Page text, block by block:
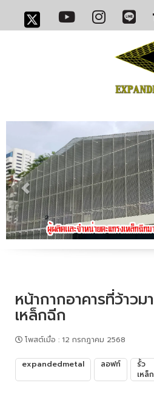
หน้ากากอาคารที่ว้าว
เหล็กฉีก
โพสต์เมื่อ : 12 กรกฎาคม 2568
expandedmetal ลอฟท์
รั้ว
เหล็ก